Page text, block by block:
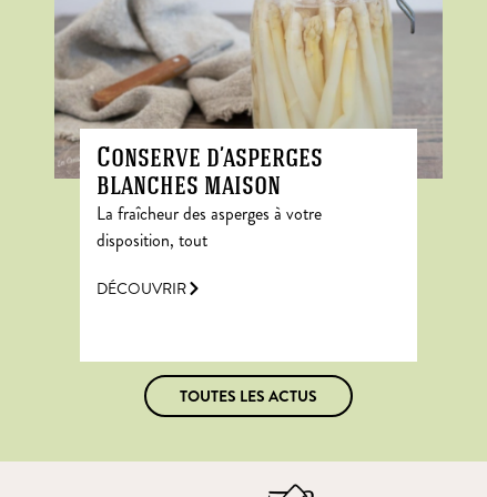
Conserve d’asperges
blanches maison
La fraîcheur des asperges à votre
disposition, tout
DÉCOUVRIR
TOUTES LES ACTUS